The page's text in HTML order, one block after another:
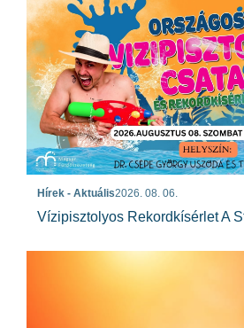
Hírek - Aktuális2026. 08. 06.
Vízipisztolyos Rekordkísérlet A